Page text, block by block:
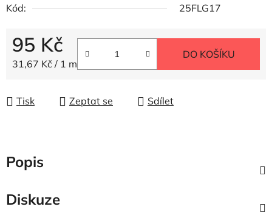
Kód:
25FLG17
95 Kč
Měrná cena:
31,67 Kč / 1 m
DO KOŠÍKU
Tisk Zeptat se Sdílet
Popis
Diskuze